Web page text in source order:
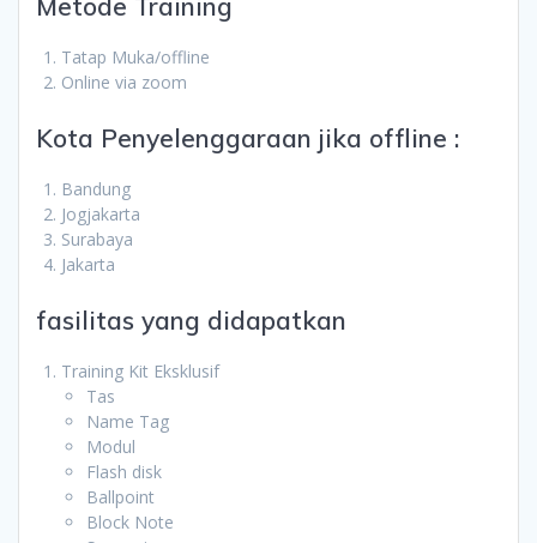
Tatap Muka/offline
Online via zoom
Kota Penyelenggaraan jika offline :
Bandung
Jogjakarta
Surabaya
Jakarta
fasilitas yang didapatkan
Training Kit Eksklusif
Tas
Name Tag
Modul
Flash disk
Ballpoint
Block Note